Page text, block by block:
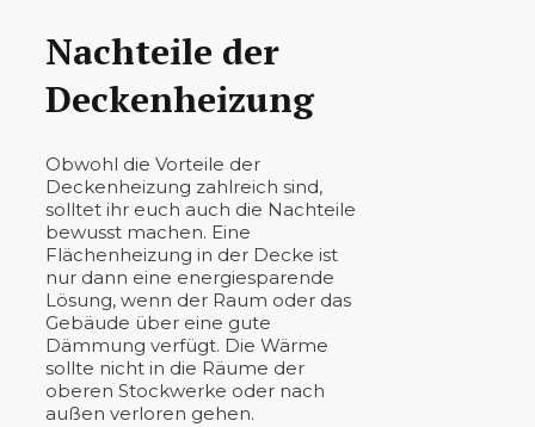
Nachteile der
Deckenheizung
Obwohl die Vorteile der
Deckenheizung zahlreich sind,
solltet ihr euch auch die Nachteile
bewusst machen. Eine
Flächenheizung in der Decke ist
nur dann eine energiesparende
Lösung, wenn der Raum oder das
Gebäude über eine gute
Dämmung verfügt. Die Wärme
sollte nicht in die Räume der
oberen Stockwerke oder nach
außen verloren gehen.